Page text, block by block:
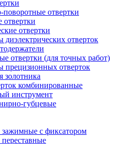
поворотные отвертки
отвертки
отвертки
диэлектрических отверток
отвертки (для точных работ)
прецизионных отверток
золотника
комбинированные
инструмент
губцевые
с фиксатором